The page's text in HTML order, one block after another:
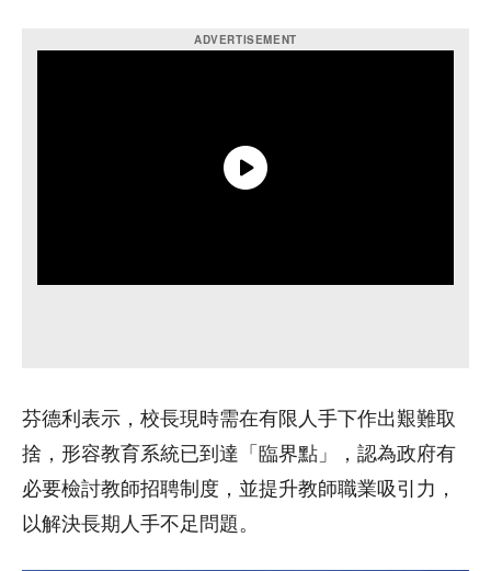
芬德利表示，校長現時需在有限人手下作出艱難取
捨，形容教育系統已到達「臨界點」，認為政府有
必要檢討教師招聘制度，並提升教師職業吸引力，
以解決長期人手不足問題。